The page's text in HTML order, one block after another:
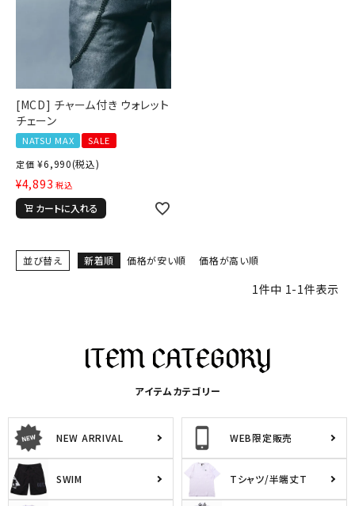
ランキング
お問い合わせ
[MCD] チャーム付き ウォレット
チェーン
NATSU MAX
SALE
定価 ¥6,990(税込)
¥4,893 税込
カートに入れる
並び替え 新着順 価格が安い順 価格が高い順
1件中 1-1件表示
アイテムカテゴリー
NEW ARRIVAL WEB限定販売
SWIM Tシャツ/半端丈T